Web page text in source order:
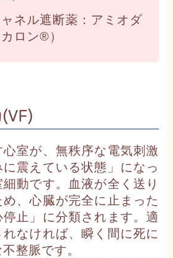
ネル遮断薬：アミオダ
ロン®）
心室が、無秩序な電気刺激
震えている状態」になっ
動です。血液が全く送り
、心臓が完全に止まった
止」に分類されます。適
なければ、瞬く間に死に
整脈です。